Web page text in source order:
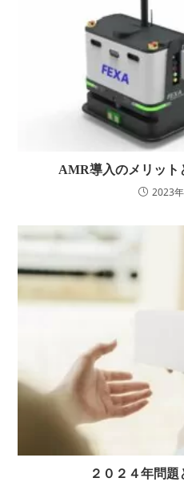
AMR導入のメリッ
2023
２０２４年問